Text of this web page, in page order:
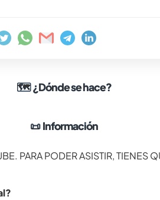
🗺¿Dónde se hace?
📜Información
PARA PODER ASISTIR, TIENES